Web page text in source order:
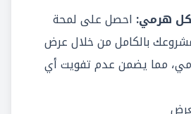
هرمي: احصل على لمحة
بالكامل من خلال عرض
مما يضمن عدم تفويت أي